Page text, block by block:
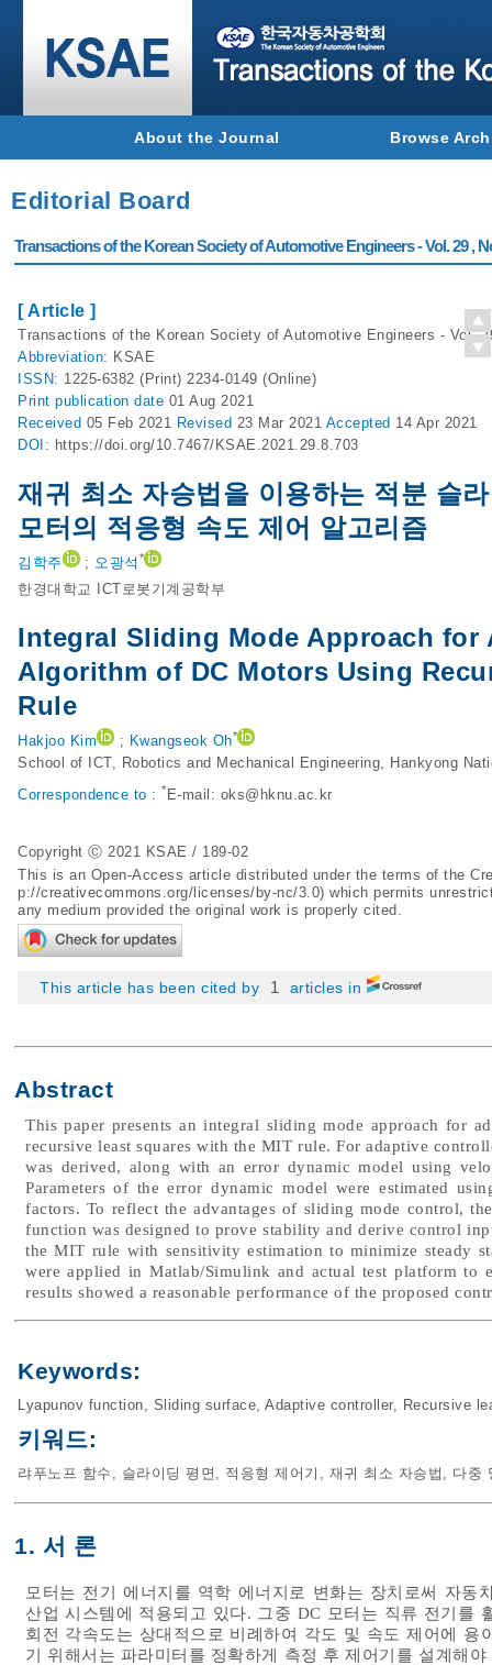
About the Journal Browse
Editorial Board
Transactions of the Korean Society of Automotive Engineers - Vol. 29 ,
[ Article ]
Transactions of the Korean Society of Automotive Engineers - Vol.
Abbreviation: KSAE
ISSN: 1225-6382 (Print) 2234-0149 (Online)
Print publication date 01 Aug 2021
Received 05 Feb 2021 Revised 23 Mar 2021 Accepted 14 Apr 2021
DOI: https://doi.org/10.7467/KSAE.2021.29.8.703
재귀 최소 자승법을 이용하는 적분 슬
모터의 적응형 속도 제어 알고리즘
김학주 ; 오광석 *
한경대학교 ICT로봇기계공학부
Integral Sliding Mode Approach for
Algorithm of DC Motors Using
Rule
Hakjoo Kim ; Kwangseok Oh*
School of ICT, Robotics and Mechanical Engineering, Hankyong
Correspondence to : * E-mail: oks@hknu.ac.kr
Copyright Ⓒ 2021 KSAE / 189-02
This is an Open-Access article distributed under the terms of the
p://creativecommons.org/licenses/by-nc/3.0) which permits
any medium provided the original work is properly cited.
This article has been cited by 1 articles in
Abstract
This paper presents an integral sliding mode approach for
recursive least squares with the MIT rule. For adaptive
was derived, along with an error dynamic model using
Parameters of the error dynamic model were estimated
factors. To reflect the advantages of sliding mode control,
function was designed to prove stability and derive control
the MIT rule with sensitivity estimation to minimize steady
were applied in Matlab/Simulink and actual test platform to
results showed a reasonable performance of the proposed
Keywords:
Lyapunov function, Sliding surface, Adaptive controller, Recursive
키워드:
랴푸노프 함수 , 슬라이딩 평면 , 적응형 제어기 , 재귀 최소 자승법 , 다중
1. 서 론
모터는 전기 에너지를 역학 에너지로 변화는 장치로써 자
산업 시스템에 적용되고 있다. 그중 DC 모터는 직류 전기를
회전 각속도는 상대적으로 비례하여 각도 및 속도 제어에
기 위해서는 파라미터를 정확하게 측정 후 제어기를 설계해